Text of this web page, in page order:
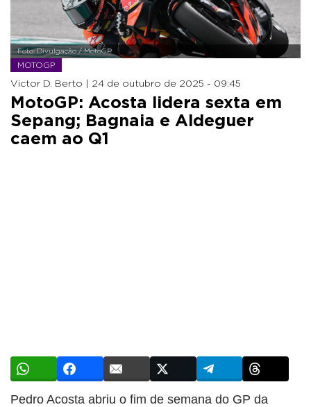
Foto: Divulgação / MotoGP
MOTOGP
Victor D. Berto | 24 de outubro de 2025 - 09:45
MotoGP: Acosta lidera sexta em
Sepang; Bagnaia e Aldeguer
caem ao Q1
Pedro Acosta abriu o fim de semana do GP da